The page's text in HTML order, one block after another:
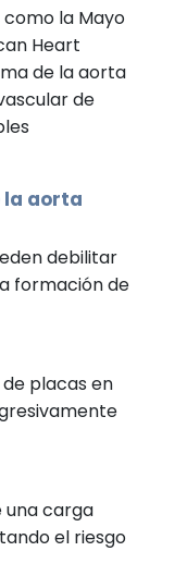
la Mayo
Heart
de la aorta
de
la aorta
debilitar
formación de
placas en
una carga
el riesgo